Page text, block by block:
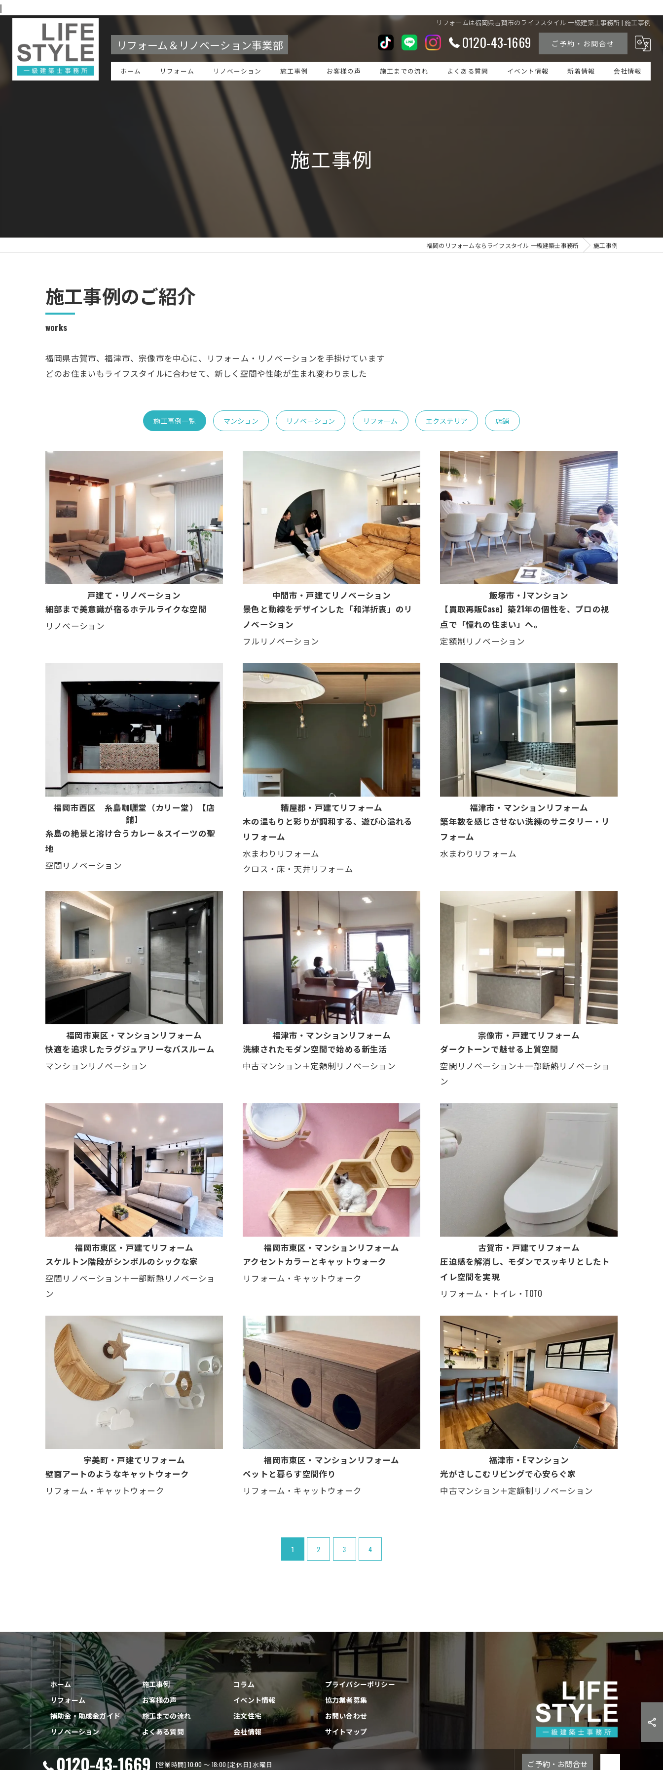
|
リフォームは福岡県古賀市のライフスタイル 一級建築士事務所 | 施工事例
リフォーム＆リノベーション事業部 0120-43-1669 ご予約・お問合せ
ホーム リフォーム リノベーション 施工事例 お客様の声 施工までの流れ よくある質問 イベント情報 新着情報 会社情報
施工事例
福岡のリフォームならライフスタイル 一級建築士事務所 施工事例
施工事例のご紹介
works
福岡県古賀市、福津市、宗像市を中心に、リフォーム・リノベーションを手掛けています
どのお住まいもライフスタイルに合わせて、新しく空間や性能が生まれ変わりました
施工事例一覧 マンション リノベーション リフォーム エクステリア 店舗
戸建て・リノベーション
細部まで美意識が宿るホテルライクな空間
リノベーション
中間市・戸建てリノベーション
景色と動線をデザインした「和洋折衷」のリ
ノベーション
フルリノベーション
飯塚市・Jマンション
【買取再販Case】築21年の個性を、プロの視
点で「憧れの住まい」へ。
定額制リノベーション
福岡市西区 糸島咖喱堂（カリー堂）【店
舗】
糸島の絶景と溶け合うカレー＆スイーツの聖
地
空間リノベーション
糟屋郡・戸建てリフォーム
木の温もりと彩りが調和する、遊び心溢れる
リフォーム
水まわりリフォーム
クロス・床・天井リフォーム
福津市・マンションリフォーム
築年数を感じさせない洗練のサニタリー・リ
フォーム
水まわりリフォーム
福岡市東区・マンションリフォーム
快適を追求したラグジュアリーなバスルーム
マンションリノベーション
福津市・マンションリフォーム
洗練されたモダン空間で始める新生活
中古マンション＋定額制リノベーション
宗像市・戸建てリフォーム
ダークトーンで魅せる上質空間
空間リノベーション＋一部断熱リノベーショ
ン
福岡市東区・戸建てリフォーム
スケルトン階段がシンボルのシックな家
空間リノベーション＋一部断熱リノベーショ
ン
福岡市東区・マンションリフォーム
アクセントカラーとキャットウォーク
リフォーム・キャットウォーク
古賀市・戸建てリフォーム
圧迫感を解消し、モダンでスッキリとしたト
イレ空間を実現
リフォーム・トイレ・TOTO
宇美町・戸建てリフォーム
壁面アートのようなキャットウォーク
リフォーム・キャットウォーク
福岡市東区・マンションリフォーム
ペットと暮らす空間作り
リフォーム・キャットウォーク
福津市・Eマンション
光がさしこむリビングで心安らぐ家
中古マンション＋定額制リノベーション
1 2 3 4
0120-43-1669 [営業時間] 10:00 ～ 18:00 [定休日] 水曜日 ご予約・お問合せ
ホーム
リフォーム
補助金・助成金ガイド
リノベーション
施工事例
お客様の声
施工までの流れ
よくある質問
コラム
イベント情報
注文住宅
会社情報
プライバシーポリシー
協力業者募集
お問い合わせ
サイトマップ
© 2026 福岡古賀市|福津市|宗像市|新宮❘のリフォームならライフスタイル 一級建築士事務所 ALL RIGHTS RESERVED.